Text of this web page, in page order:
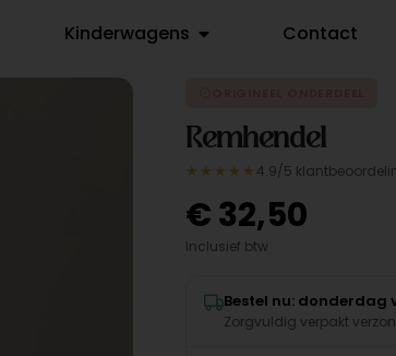
Kinderwagens Contact
Remhendel
★★★★★ 4.9/5
€32,50
Inclusief btw
Bestel nu: donderdag
Zorgvuldig verpakt